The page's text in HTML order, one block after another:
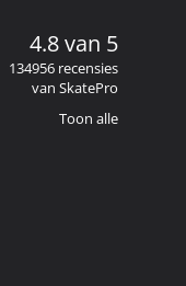
4.8 van 5
134956 recensies
van SkatePro
Toon alle